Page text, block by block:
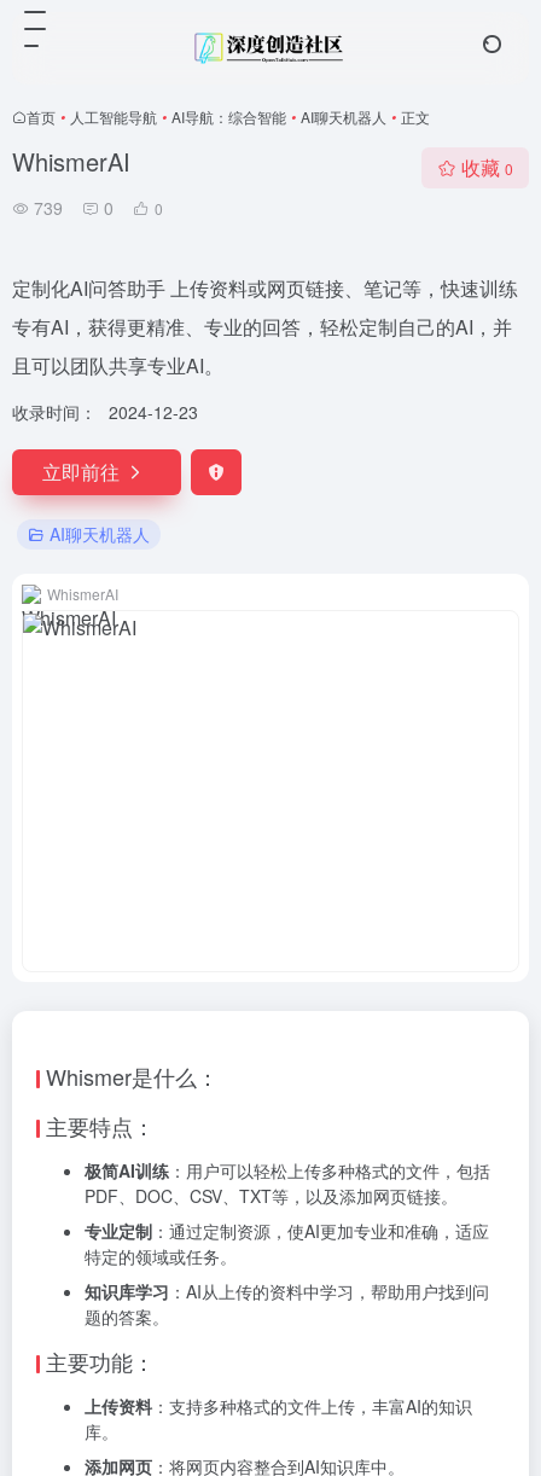
首页 • 人工智能导航 • AI导航：综合智能 • AI聊天机器人 • 正文
WhismerAI
739 0 0
收藏 0
定制化AI问答助手 上传资料或网页链接、笔记等，快速训练
专有AI，获得更精准、专业的回答，轻松定制自己的AI，并
且可以团队共享专业AI。
收录时间： 2024-12-23
立即前往
AI聊天机器人
WhismerAI
Whismer是什么：
主要特点：
极简AI训练 ：用户可以轻松上传多种格式的文件，包括
PDF、DOC、CSV、TXT等，以及添加网页链接。
专业定制 ：通过定制资源，使AI更加专业和准确，适应
特定的领域或任务。
知识库学习 ：AI从上传的资料中学习，帮助用户找到问
题的答案。
主要功能：
上传资料 ：支持多种格式的文件上传，丰富AI的知识
库。
添加网页 ：将网页内容整合到AI知识库中。